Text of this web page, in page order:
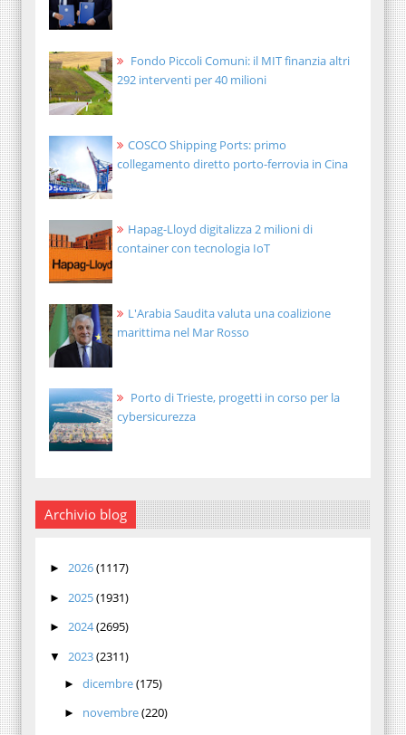
Fondo Piccoli Comuni: il MIT finanzia altri
292 interventi per 40 milioni
COSCO Shipping Ports: primo
collegamento diretto porto-ferrovia in Cina
Hapag-Lloyd digitalizza 2 milioni di
container con tecnologia IoT
L'Arabia Saudita valuta una coalizione
marittima nel Mar Rosso
Porto di Trieste, progetti in corso per la
cybersicurezza
Archivio blog
► 2026(1117)
► 2025(1931)
► 2024(2695)
▼ 2023(2311)
► dicembre(175)
► novembre(220)